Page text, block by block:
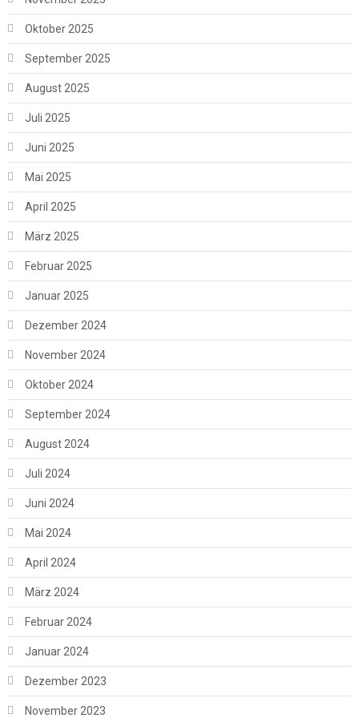
Oktober 2025
September 2025
August 2025
Juli 2025
Juni 2025
Mai 2025
April 2025
März 2025
Februar 2025
Januar 2025
Dezember 2024
November 2024
Oktober 2024
September 2024
August 2024
Juli 2024
Juni 2024
Mai 2024
April 2024
März 2024
Februar 2024
Januar 2024
Dezember 2023
November 2023